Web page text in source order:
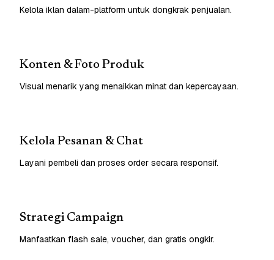
Kelola iklan dalam-platform untuk dongkrak penjualan.
Konten & Foto Produk
Visual menarik yang menaikkan minat dan kepercayaan.
Kelola Pesanan & Chat
Layani pembeli dan proses order secara responsif.
Strategi Campaign
Manfaatkan flash sale, voucher, dan gratis ongkir.